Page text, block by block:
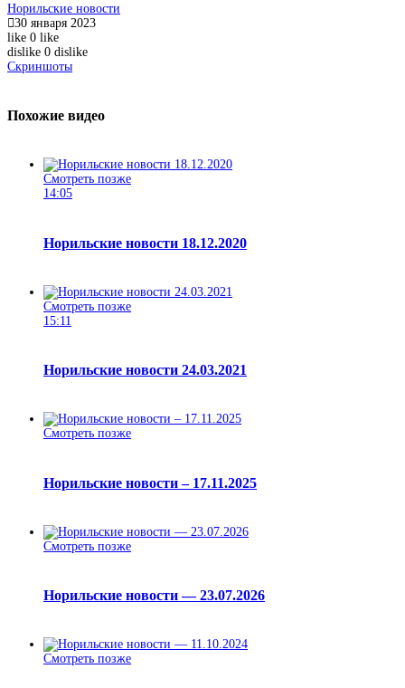
Норильские новости
30 января 2023
like 0 like
dislike 0 dislike
Скриншоты
Похожие видео
Смотреть позже
14:05
Норильские новости 18.12.2020
Смотреть позже
15:11
Норильские новости 24.03.2021
Смотреть позже
Норильские новости – 17.11.2025
Смотреть позже
Норильские новости — 23.07.2026
Смотреть позже